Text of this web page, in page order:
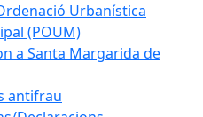
Urbanística
(POUM)
a Santa Margarida de
antifrau